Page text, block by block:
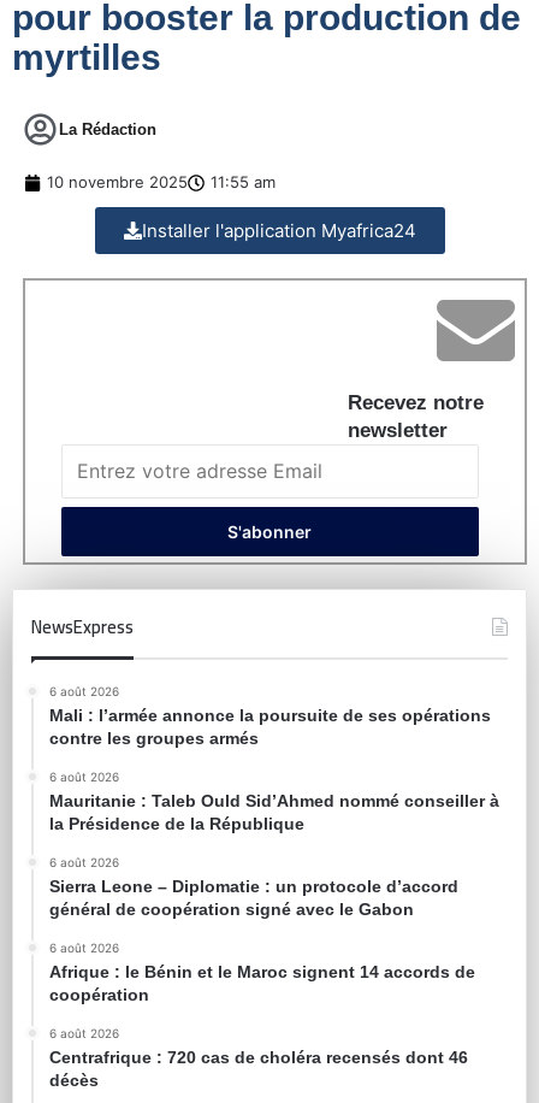
pour booster la production de
myrtilles
La Rédaction
10 novembre 2025 11:55 am
Installer l'application Myafrica24
Recevez notre
newsletter
NewsExpress
6 août 2026
Mali : l’armée annonce la poursuite de ses opérations
contre les groupes armés
6 août 2026
Mauritanie : Taleb Ould Sid’Ahmed nommé conseiller à
la Présidence de la République
6 août 2026
Sierra Leone – Diplomatie : un protocole d’accord
général de coopération signé avec le Gabon
6 août 2026
Afrique : le Bénin et le Maroc signent 14 accords de
coopération
6 août 2026
Centrafrique : 720 cas de choléra recensés dont 46
décès